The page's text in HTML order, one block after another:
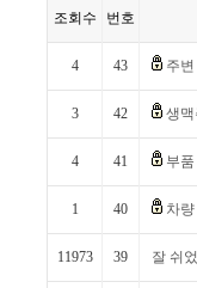
조회수 번호
4 43 주
3 42 생
4 41 부
1 40 차
11973 39 잘 쉬